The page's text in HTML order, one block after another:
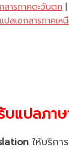
สารภาคตะวันตก |
แปลเอกสารภาคเห
บแปลภาษ
ให้บริกา